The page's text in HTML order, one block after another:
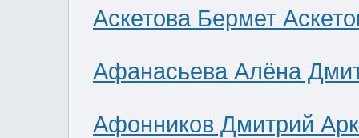
Аскетова Бермет
Афанасьева Алёна
Афонников Дмитрий